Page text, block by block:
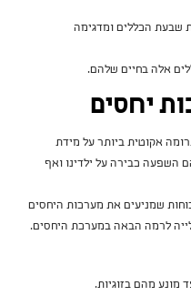
שבעת הכללים ומדגימה
אלה בחיים שלהם.
יחסים
אקוטית ביותר על מידת
השפעה כבירה על ילדינו ואף
שמניעים את מערכות היחסים
לרמה הבאה במערכת היחסים.
מונע מהם בזוגיות.